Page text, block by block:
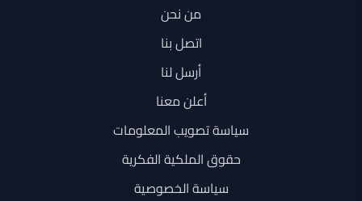
من نحن
اتصل بنا
أرسل لنا
أعلن معنا
سياسة تصويب المعلومات
حقوق الملكية الفكرية
سياسة الخصوصية